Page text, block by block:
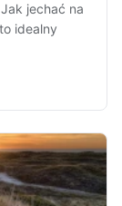
jechać na
idealny